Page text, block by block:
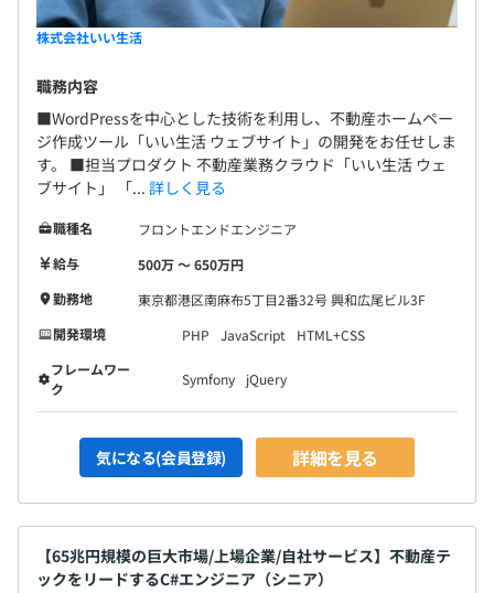
株式会社いい生活
職務内容
■WordPressを中心とした技術を利用し、不動産ホームペー
ジ作成ツール「いい生活 ウェブサイト」の開発をお任せしま
す。 ■担当プロダクト 不動産業務クラウド「いい生活 ウェ
ブサイト」 「... 詳しく見る
職種名
フロントエンドエンジニア
給与
500万 〜 650万円
勤務地
東京都港区南麻布5丁目2番32号 興和広尾ビル3F
開発環境
PHP JavaScript
HTML+CSS
フレームワー
ク
Symfony jQuery
気になる(会員登録) 詳細を見る
【65兆円規模の巨大市場/上場企業/自社サービス】不動産テ
ックをリードするC#エンジニア（シニア）